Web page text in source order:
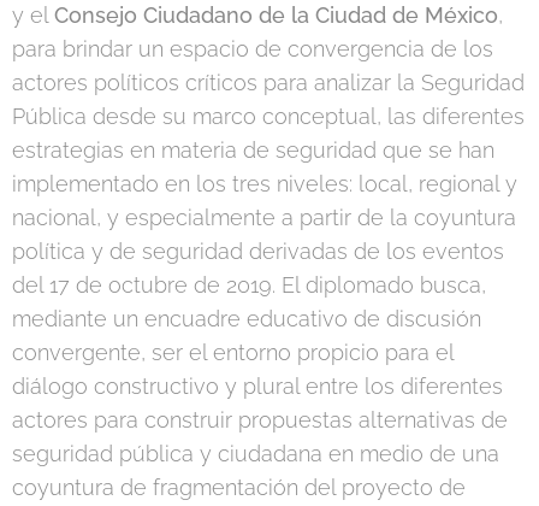
y el Consejo Ciudadano de la Ciudad de México,
para brindar un espacio de convergencia de los
actores políticos críticos para analizar la Seguridad
Pública desde su marco conceptual, las diferentes
estrategias en materia de seguridad que se han
implementado en los tres niveles: local, regional y
nacional, y especialmente a partir de la coyuntura
política y de seguridad derivadas de los eventos
del 17 de octubre de 2019. El diplomado busca,
mediante un encuadre educativo de discusión
convergente, ser el entorno propicio para el
diálogo constructivo y plural entre los diferentes
actores para construir propuestas alternativas de
seguridad pública y ciudadana en medio de una
coyuntura de fragmentación del proyecto de